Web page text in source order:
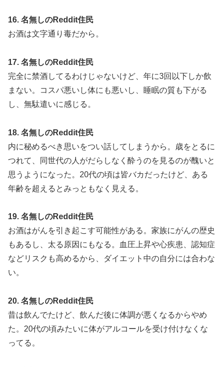
16. 名無しのReddit住民
お酒は文字通り毒だから。
17. 名無しのReddit住民
完全に禁酒してるわけじゃないけど、年に3回以下しか飲
まない。コスパ悪いし体にも悪いし、睡眠の質も下がる
し、無駄遣いに感じる。
18. 名無しのReddit住民
内に秘めるべき思いをつい話してしまうから。歳をとるに
つれて、同世代の人がだらしなく酔うのを見るのが醜いと
思うようになった。20代の頃は皆バカだったけど、ある
年齢を超えるとみっともなく見える。
19. 名無しのReddit住民
お酒はがんを引き起こす可能性がある。家族にがんの歴史
もあるし、太る原因にもなる。血圧上昇や心疾患、認知症
などリスクも高めるから、ダイエット中の自分には合わな
い。
20. 名無しのReddit住民
昔は飲んでたけど、飲んだ後に体調が悪くなるからやめ
た。20代の頃みたいに体がアルコールを受け付けなくな
ってる。